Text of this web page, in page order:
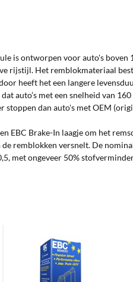
is ontworpen voor auto's boven
rijstijl. Het remblokmateriaal
heeft het een langere
auto’s met een snelheid van
stoppen dan auto's met OEM
EBC Brake-In laagje om het
remblokken versnelt. De
met ongeveer 50%